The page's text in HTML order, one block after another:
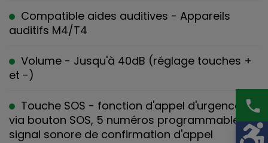
Compatible aides auditives - Appareils
auditifs M4/T4
Volume - Jusqu'à 40dB (réglage touches +
et -)
Touche SOS - fonction d'appel d'urgence
via bouton SOS, 5 numéros programmables,
signal sonore de confirmation d'appel
phone